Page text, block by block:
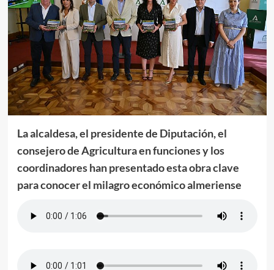
La alcaldesa, el presidente de Diputación, el
consejero de Agricultura en funciones y los
coordinadores han presentado esta obra clave
para conocer el milagro económico almeriense